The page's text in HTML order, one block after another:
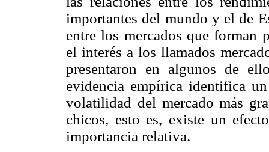
importantes del mundo y el de
entre los mercados que forman
el interés a los llamados
presentaron en algunos de
evidencia empírica identifica
volatilidad del mercado más
chicos, esto es, existe un
importancia relativa.